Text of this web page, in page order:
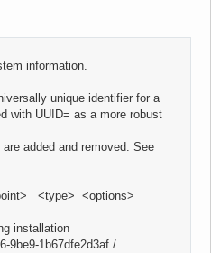
information.
unique identifier for a
with UUID= as a more robust
added and removed. See
<type> <options>
installation
9be9-1b67dfe2d3af /